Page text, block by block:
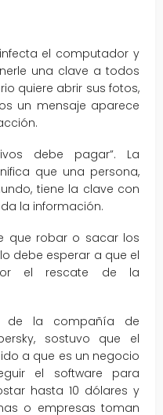
el computador y
una clave a todos
quiere abrir sus fotos,
un mensaje aparece
debe pagar”. La
que una persona,
tiene la clave con
la información.
que robar o sacar los
debe esperar a que el
el rescate de la
de la compañía de
sostuvo que el
a que es un negocio
el software para
hasta 10 dólares y
o empresas toman